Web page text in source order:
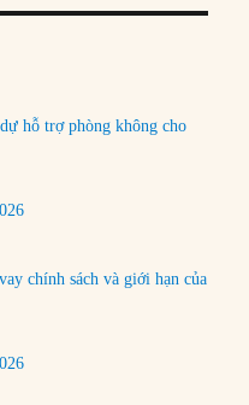
hỗ trợ phòng không cho
chính sách và giới hạn của